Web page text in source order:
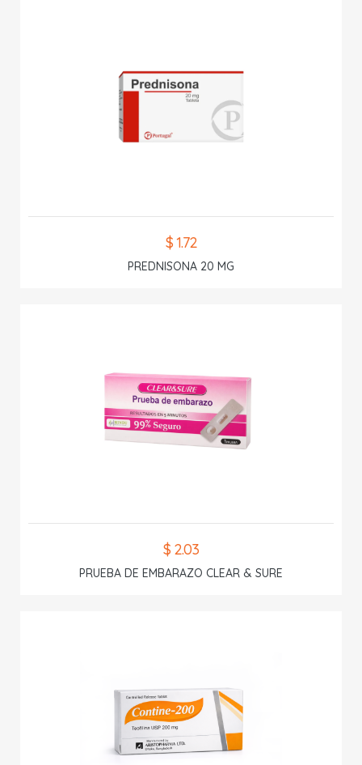
$ 1.72
PREDNISONA 20 MG
$ 2.03
PRUEBA DE EMBARAZO CLEAR & SURE